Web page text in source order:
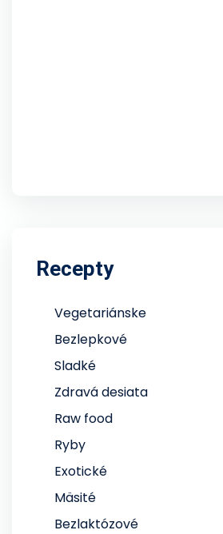
Recepty
Vegetariánske
Bezlepkové
Sladké
Zdravá desiata
Raw food
Ryby
Exotické
Mäsité
Bezlaktózové